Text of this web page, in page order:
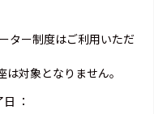
ター制度はご利用いただ
対象となりません。
：